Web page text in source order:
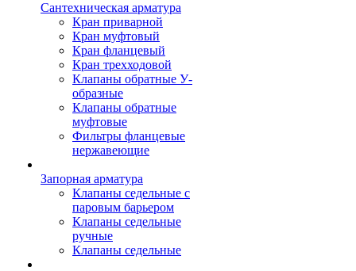
Сантехническая арматура
Кран приварной
Кран муфтовый
Кран фланцевый
Кран трехходовой
Клапаны обратные У-
образные
Клапаны обратные
муфтовые
Фильтры фланцевые
нержавеющие
Запорная арматура
Клапаны седельные с
паровым барьером
Клапаны седельные
ручные
Клапаны седельные